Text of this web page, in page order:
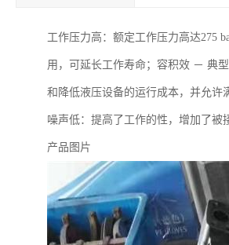
工作压力高：额定工作压力高达275
用，可延长工作寿命；容积效 － 典
和降低液压设备的运行成本，并允许
噪声低：提高了工作的性，增加了
产品图片